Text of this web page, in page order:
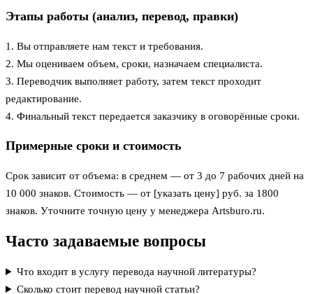
Этапы работы (анализ, перевод, правки)
1. Вы отправляете нам текст и требования.
2. Мы оцениваем объем, сроки, назначаем специалиста.
3. Переводчик выполняет работу, затем текст проходит
редактирование.
4. Финальный текст передается заказчику в оговорённые сроки.
Примерные сроки и стоимость
Срок зависит от объема: в среднем — от 3 до 7 рабочих дней на
10 000 знаков. Стоимость — от [указать цену] руб. за 1800
знаков. Уточните точную цену у менеджера Artsburo.ru.
Часто задаваемые вопросы
Что входит в услугу перевода научной литературы?
Сколько стоит перевод научной статьи?